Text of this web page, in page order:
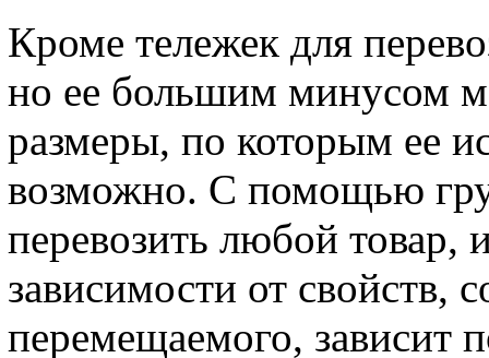
Кроме тележек для
но ее большим минусом
размеры, по которым ее
возможно. С помощью
перевозить любой товар,
зависимости от свойств,
перемещаемого, зависит